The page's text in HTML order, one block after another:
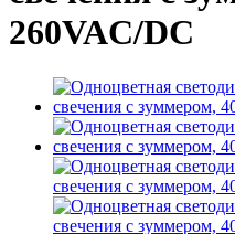
260VAC/DC